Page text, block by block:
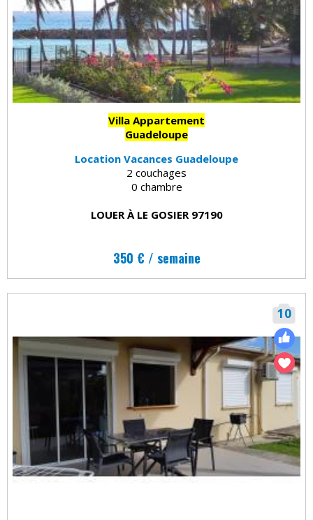
Villa Appartement
Guadeloupe
Location Vacances Guadeloupe
2 couchages
0 chambre
LOUER À LE GOSIER 97190
350 € / semaine
10